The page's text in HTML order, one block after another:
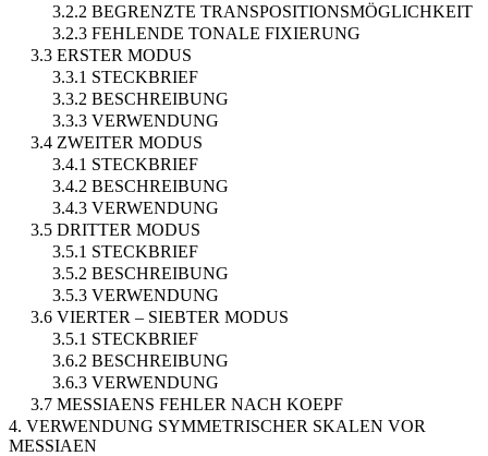
3.2.2 BEGRENZTE TRANSPOSITIONSMÖGLICHKEIT
3.2.3 FEHLENDE TONALE FIXIERUNG
3.3 ERSTER MODUS
3.3.1 STECKBRIEF
3.3.2 BESCHREIBUNG
3.3.3 VERWENDUNG
3.4 ZWEITER MODUS
3.4.1 STECKBRIEF
3.4.2 BESCHREIBUNG
3.4.3 VERWENDUNG
3.5 DRITTER MODUS
3.5.1 STECKBRIEF
3.5.2 BESCHREIBUNG
3.5.3 VERWENDUNG
3.6 VIERTER – SIEBTER MODUS
3.5.1 STECKBRIEF
3.6.2 BESCHREIBUNG
3.6.3 VERWENDUNG
3.7 MESSIAENS FEHLER NACH KOEPF
4. VERWENDUNG SYMMETRISCHER SKALEN VOR
MESSIAEN